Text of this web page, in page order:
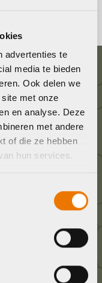
advertenties te
media te bieden
Ook delen we
met onze
en analyse. Deze
met andere
of die ze hebben
hun services.
via de